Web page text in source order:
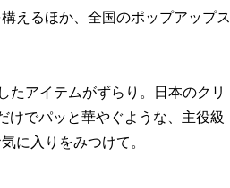
えるほか、全国のポップアップス
たアイテムがずらり。日本のクリ
けでパッと華やぐような、主役級
に入りをみつけて。